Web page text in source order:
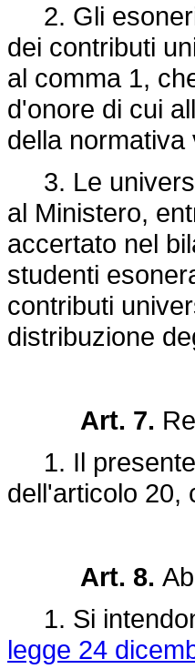
2. Gli esoneri
dei contributi
al comma 1,
d'onore di cui
della normativa
3. Le
al Ministero,
accertato nel
studenti
contributi
distribuzione
Art. 7.
1. Il presente
dell'articolo 20,
Art. 8.
1. Si
legge 24